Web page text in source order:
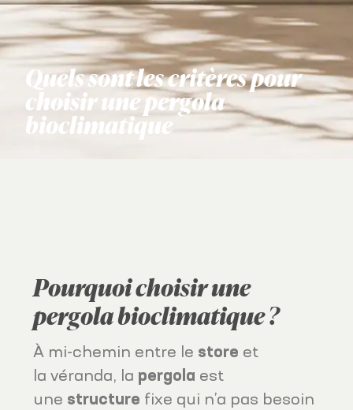
Quels sont les critères pour
choisir une pergola
bioclimatique
Pourquoi choisir une
pergola bioclimatique ?
À mi-chemin entre le store et
la véranda, la pergola est
une structure fixe qui n’a pas besoin